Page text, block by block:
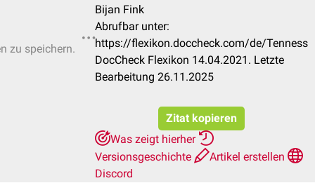
zu speichern.
Bijan Fink
Abrufbar unter:
https://flexikon.doccheck.com/de/Tenness
DocCheck Flexikon 14.04.2021. Letzte
Bearbeitung 26.11.2025
Zitat kopieren
Was zeigt hierher
Versionsgeschichte
Artikel erstellen
Discord